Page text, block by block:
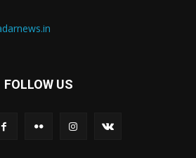
FOLLOW US